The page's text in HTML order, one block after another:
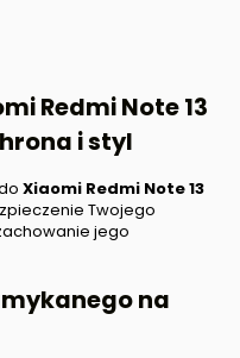
Redmi Note 13
i styl
Xiaomi Redmi Note 13
Twojego
jego
na